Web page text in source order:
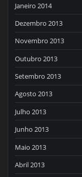
Janeiro 2014
Dezembro 2013
Novembro 2013
Outubro 2013
Setembro 2013
Agosto 2013
Julho 2013
Junho 2013
Maio 2013
Abril 2013